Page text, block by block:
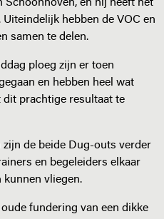
Schoonhoven, en hij heeft het
hebben de VOC en
samen te delen.
ploeg zijn er toen
en hebben heel wat
prachtige resultaat te
de beide Dug-outs verder
en begeleiders elkaar
kunnen vliegen.
fundering van een dikke